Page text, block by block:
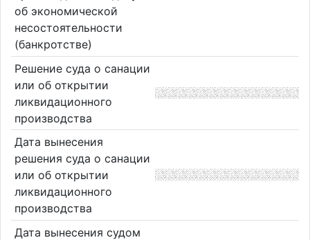
об экономической
несостоятельности
(банкротстве)
Решение суда о санации
или об открытии
ликвидационного
производства
Дата вынесения
решения суда о санации
или об открытии
ликвидационного
производства
Дата вынесения судом